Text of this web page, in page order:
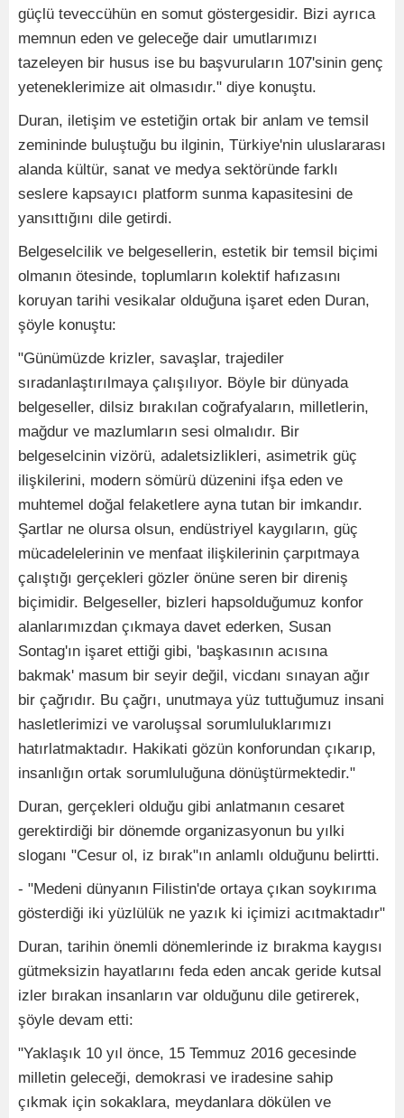
güçlü teveccühün en somut göstergesidir. Bizi ayrıca
memnun eden ve geleceğe dair umutlarımızı
tazeleyen bir husus ise bu başvuruların 107'sinin genç
yeteneklerimize ait olmasıdır." diye konuştu.
Duran, iletişim ve estetiğin ortak bir anlam ve temsil
zemininde buluştuğu bu ilginin, Türkiye'nin uluslararası
alanda kültür, sanat ve medya sektöründe farklı
seslere kapsayıcı platform sunma kapasitesini de
yansıttığını dile getirdi.
Belgeselcilik ve belgesellerin, estetik bir temsil biçimi
olmanın ötesinde, toplumların kolektif hafızasını
koruyan tarihi vesikalar olduğuna işaret eden Duran,
şöyle konuştu:
"Günümüzde krizler, savaşlar, trajediler
sıradanlaştırılmaya çalışılıyor. Böyle bir dünyada
belgeseller, dilsiz bırakılan coğrafyaların, milletlerin,
mağdur ve mazlumların sesi olmalıdır. Bir
belgeselcinin vizörü, adaletsizlikleri, asimetrik güç
ilişkilerini, modern sömürü düzenini ifşa eden ve
muhtemel doğal felaketlere ayna tutan bir imkandır.
Şartlar ne olursa olsun, endüstriyel kaygıların, güç
mücadelelerinin ve menfaat ilişkilerinin çarpıtmaya
çalıştığı gerçekleri gözler önüne seren bir direniş
biçimidir. Belgeseller, bizleri hapsolduğumuz konfor
alanlarımızdan çıkmaya davet ederken, Susan
Sontag'ın işaret ettiği gibi, 'başkasının acısına
bakmak' masum bir seyir değil, vicdanı sınayan ağır
bir çağrıdır. Bu çağrı, unutmaya yüz tuttuğumuz insani
hasletlerimizi ve varoluşsal sorumluluklarımızı
hatırlatmaktadır. Hakikati gözün konforundan çıkarıp,
insanlığın ortak sorumluluğuna dönüştürmektedir."
Duran, gerçekleri olduğu gibi anlatmanın cesaret
gerektirdiği bir dönemde organizasyonun bu yılki
sloganı "Cesur ol, iz bırak"ın anlamlı olduğunu belirtti.
- "Medeni dünyanın Filistin'de ortaya çıkan soykırıma
gösterdiği iki yüzlülük ne yazık ki içimizi acıtmaktadır"
Duran, tarihin önemli dönemlerinde iz bırakma kaygısı
gütmeksizin hayatlarını feda eden ancak geride kutsal
izler bırakan insanların var olduğunu dile getirerek,
şöyle devam etti:
"Yaklaşık 10 yıl önce, 15 Temmuz 2016 gecesinde
milletin geleceği, demokrasi ve iradesine sahip
çıkmak için sokaklara, meydanlara dökülen ve